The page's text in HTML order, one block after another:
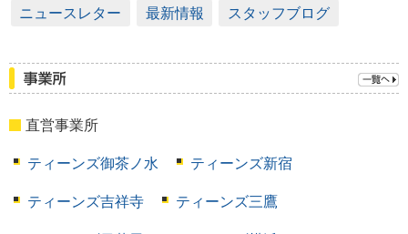
ニュースレター 最新情報 スタッフブログ
直営事業所
ティーンズ御茶ノ水 ティーンズ新宿
ティーンズ吉祥寺 ティーンズ三鷹